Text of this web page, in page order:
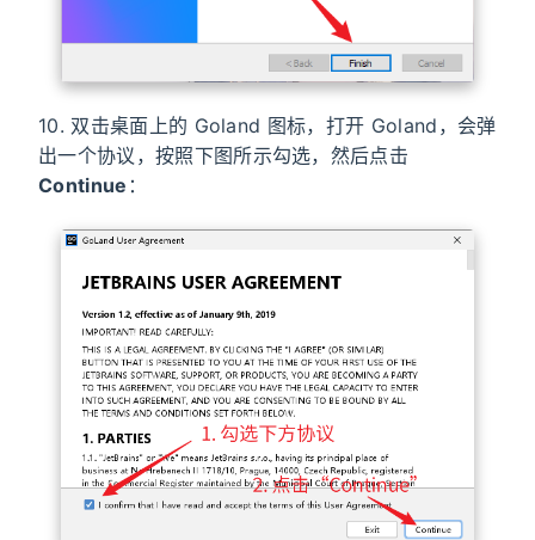
10. 双击桌面上的 Goland 图标，打开 Goland，会弹
出一个协议，按照下图所示勾选，然后点击
Continue ：